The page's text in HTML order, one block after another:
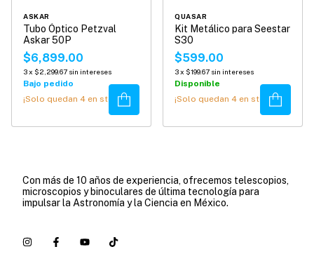
ASKAR
Tubo Óptico Petzval
Askar 50P
$6,899.00
3x $2,299.67 sin intereses
Bajo pedido
¡Solo quedan 4 en stock!Comprar
QUASAR
Kit Metálico para Seestar
S30
$599.00
3x $199.67 sin intereses
Disponible
¡Solo quedan 4 en stock!Comprar
Con más de 10 años de experiencia, ofrecemos telescopios,
microscopios y binoculares de última tecnología para
impulsar la Astronomía y la Ciencia en México.